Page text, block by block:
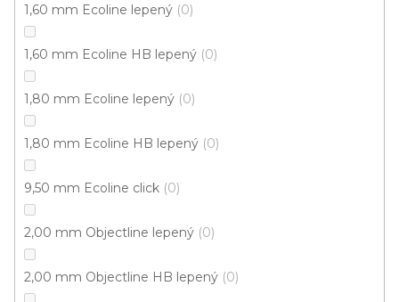
1,60 mm Ecoline lepený 0
1,60 mm Ecoline HB lepený 0
1,80 mm Ecoline lepený 0
1,80 mm Ecoline HB lepený 0
9,50 mm Ecoline click 0
2,00 mm Objectline lepený 0
2,00 mm Objectline HB lepený 0
BlackDoprodej